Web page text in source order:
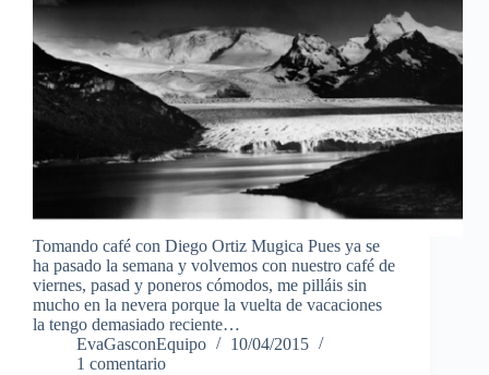
Tomando café con Diego Ortiz Mugica Pues ya se
ha pasado la semana y volvemos con nuestro café de
viernes, pasad y poneros cómodos, me pilláis sin
mucho en la nevera porque la vuelta de vacaciones
la tengo demasiado reciente…
EvaGasconEquipo
10/04/2015
1 comentario